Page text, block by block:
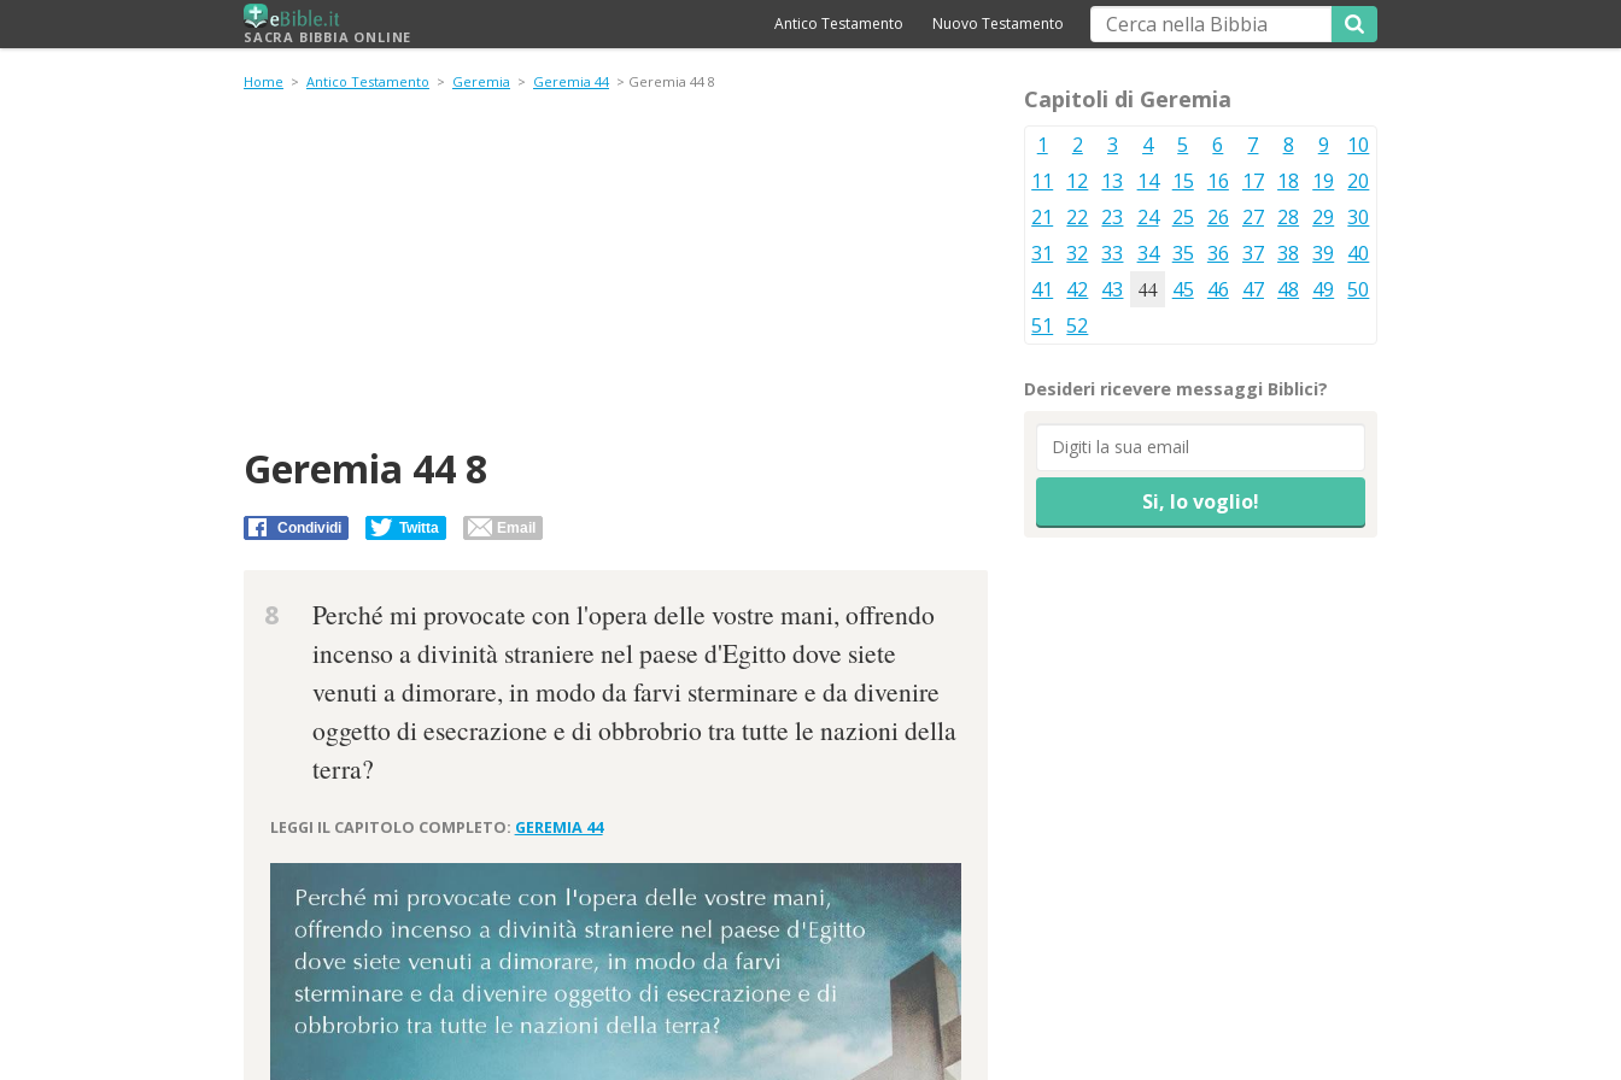
SACRA BIBBIA ONLINE
Antico Testamento Nuovo Testamento
Home > Antico Testamento > Geremia > Geremia 44 > Geremia 44 8
Geremia 44 8
Condividi Twitta Email
8
Perché mi provocate con l'opera delle vostre mani, offrendo
incenso a divinità straniere nel paese d'Egitto dove siete
venuti a dimorare, in modo da farvi sterminare e da divenire
oggetto di esecrazione e di obbrobrio tra tutte le nazioni della
terra?
LEGGI IL CAPITOLO COMPLETO: GEREMIA 44
Capitoli di Geremia
1 2 3 4 5 6 7 8 9
10
11
12 13 14 15 16 17 18 19 20
21
22 23 24 25 26 27 28 29 30
31
32 33 34 35 36 37 38 39 40
41
42 43 44 45 46 47 48 49 50
51
52
Desideri ricevere messaggi Biblici?